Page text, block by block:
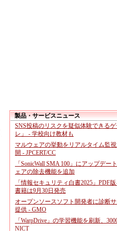
製品・サービスニュース
SNS投稿のリスクを疑似体験できる
レ」 - 学校向け教材も
マルウェアの挙動をリアルタイム監
開 - JPCERT/CC
「SonicWall SMA 100」にアップデー
ェアの除去機能を追加
「情報セキュリティ白書2025」PDF
書籍は9月30日発売
オープンソースソフト開発者に診断
提供 - GMO
「WarpDrive」の学習機能を刷新、
NICT